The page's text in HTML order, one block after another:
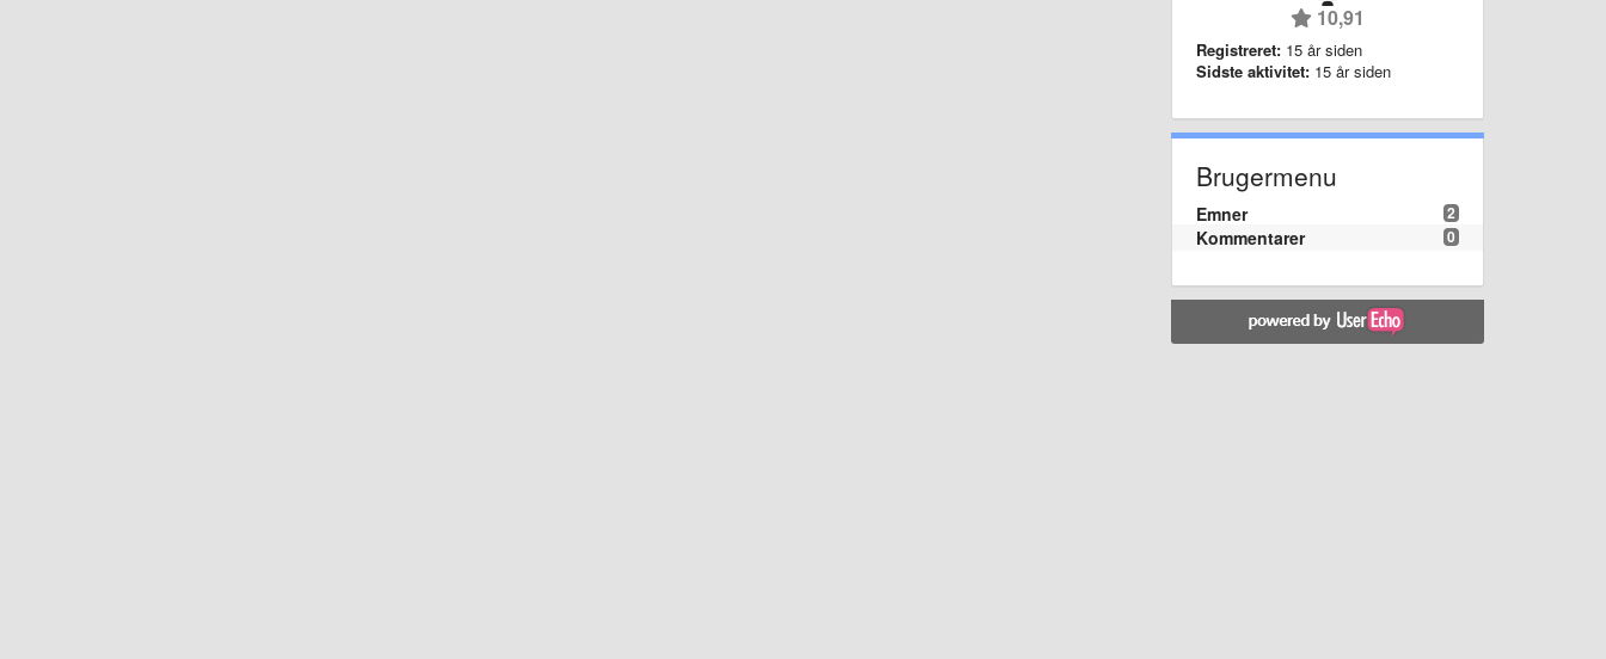
10,91
Registreret: 15 år siden
Sidste aktivitet: 15 år siden
Brugermenu
2
Emner
0
Kommentarer